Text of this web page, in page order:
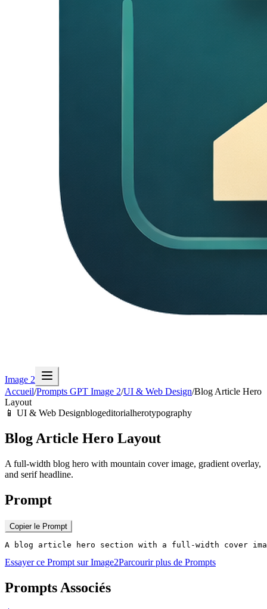
Image 2
Accueil/Prompts GPT Image 2/UI & Web Design/Blog Article Hero
Layout
📱 UI & Web Designblogeditorialherotypography
Blog Article Hero Layout
A full-width blog hero with mountain cover image, gradient overlay,
and serif headline.
Prompt
Copier le Prompt
A blog article hero section with a full-width cover
Essayer ce Prompt sur Image2Parcourir plus de Prompts
Prompts Associés